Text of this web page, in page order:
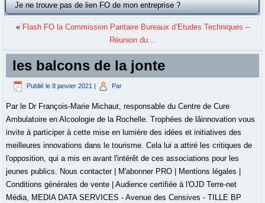
Je ne trouve pas de lien FO de mon entreprise ?
« Flash FO la Commission Paritaire Bureaux d’Etudes Techniques –
Réunion du…
les balcons de la jonte
Publié le 8 janvier 2021 Par
Par le Dr François-Marie Michaut, responsable du Centre de Cure
Ambulatoire en Alcoologie de la Rochelle. Trophées de lâinnovation vous
invite à participer à cette mise en lumière des idées et initiatives des
meilleures innovations dans le tourisme. Cela lui a attiré les critiques de
l'opposition, qui a mis en avant l'intérêt de ces associations pour les
jeunes publics. Nous contacter | M'abonner PRO | Mentions légales |
Conditions générales de vente | Audience certifiée à l'OJD Terre-net
Média, MEDIA DATA SERVICES - Avenue des Censives - TILLE BP